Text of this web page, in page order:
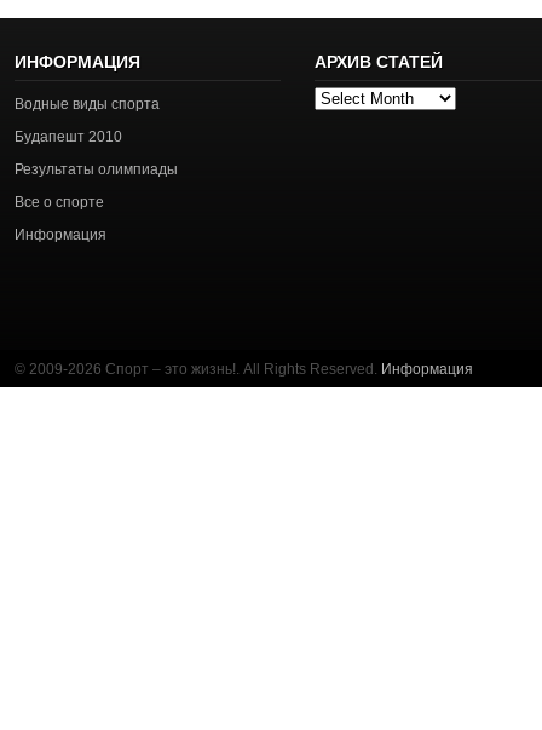
ИНФОРМАЦИЯ
Водные виды спорта
Будапешт 2010
Результаты олимпиады
Все о спорте
Информация
АРХИВ СТАТЕЙ
Архив
© 2009-2026 Спорт – это жизнь!. All Rights Reserved. Информация